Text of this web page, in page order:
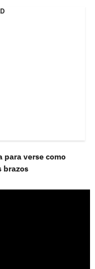
para verse como
brazos